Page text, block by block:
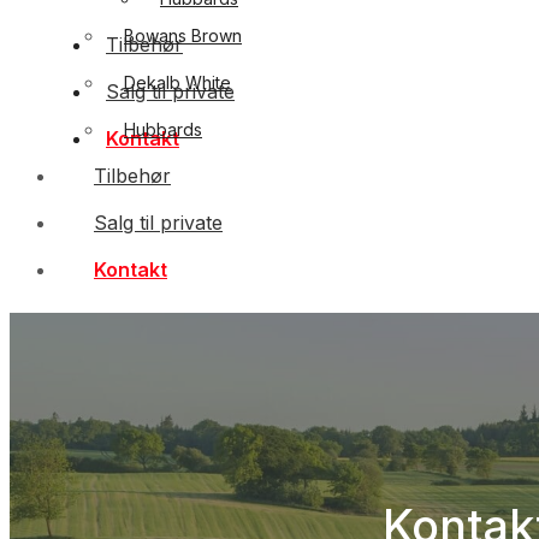
Tilbehør
Salg til private
Kontakt
Bowans Brown
Dekalb White
Hubbards
Tilbehør
Salg til private
Kontakt